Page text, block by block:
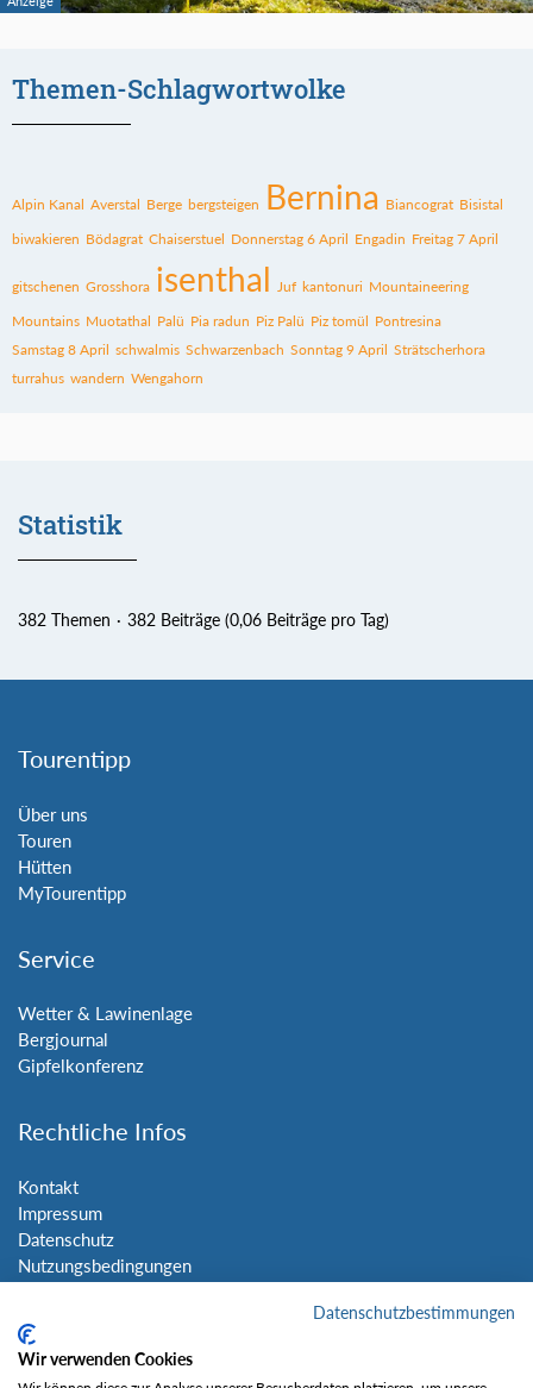
Themen-Schlagwortwolke
Alpin Kanal Averstal Berge bergsteigen Bernina Biancograt Bisistal
biwakieren Bödagrat Chaiserstuel Donnerstag 6 April Engadin Freitag 7 April
gitschenen Grosshora isenthal Juf kantonuri Mountaineering
Mountains Muotathal Palü Pia radun Piz Palü Piz tomül Pontresina
Samstag 8 April schwalmis Schwarzenbach Sonntag 9 April Strätscherhora
turrahus wandern Wengahorn
Statistik
382 Themen 382 Beiträge (0,06 Beiträge pro Tag)
Tourentipp
Über uns
Touren
Hütten
MyTourentipp
Service
Wetter & Lawinenlage
Bergjournal
Gipfelkonferenz
Rechtliche Infos
Kontakt
Impressum
Datenschutz
Nutzungsbedingungen
Social Media
Datenschutzbestimmungen
Wir verwenden Cookies